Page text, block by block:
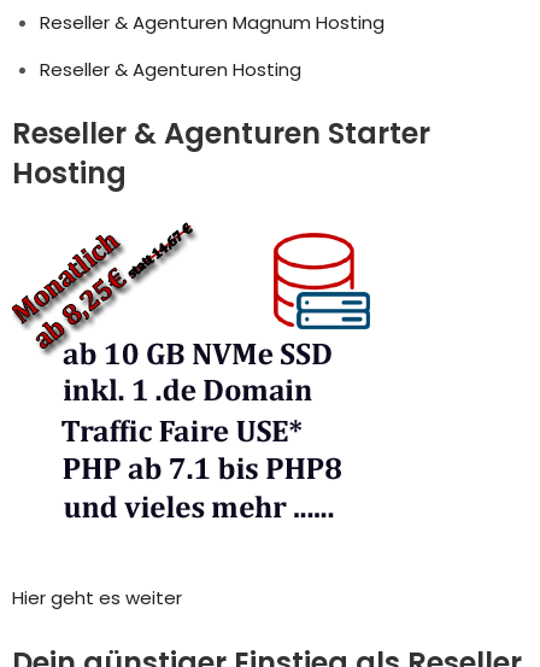
Reseller & Agenturen Magnum Hosting
Reseller & Agenturen Hosting
Reseller & Agenturen Starter
Hosting
Hier geht es weiter